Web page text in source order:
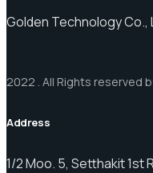
Golden Technology Co.,
2022 . All Rights reserved
Address
1/2 Moo. 5, Setthakit 1st